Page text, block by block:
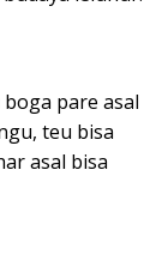
pare asal
teu bisa
asal bisa